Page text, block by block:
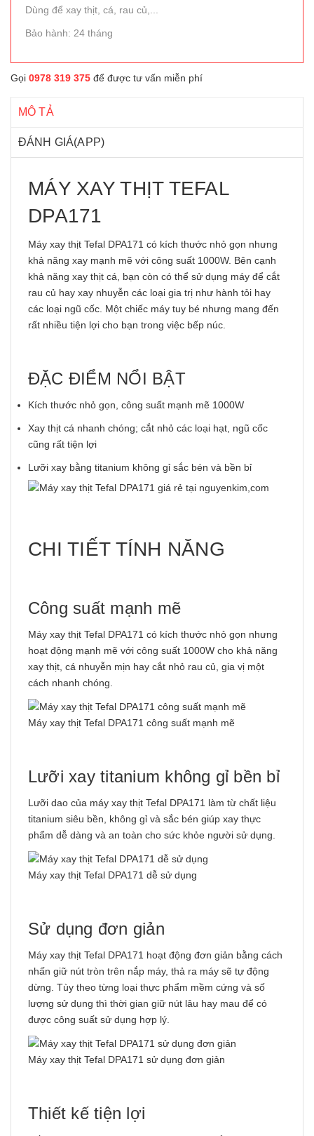
Dùng để xay thịt, cá, rau củ,...
Bảo hành: 24 tháng
Gọi 0978 319 375 để được tư vấn miễn phí
MÔ TẢ
ĐÁNH GIÁ(APP)
MÁY XAY THỊT TEFAL
DPA171
Máy xay thịt Tefal DPA171 có kích thước nhỏ gọn nhưng
khả năng xay mạnh mẽ với công suất 1000W. Bên cạnh
khả năng xay thịt cá, bạn còn có thể sử dụng máy để cắt
rau củ hay xay nhuyễn các loại gia trị như hành tỏi hay
các loại ngũ cốc. Một chiếc máy tuy bé nhưng mang đến
rất nhiều tiện lợi cho bạn trong việc bếp núc.
ĐẶC ĐIỂM NỔI BẬT
Kích thước nhỏ gọn, công suất mạnh mẽ 1000W
Xay thịt cá nhanh chóng; cắt nhỏ các loại hạt, ngũ cốc
cũng rất tiện lợi
Lưỡi xay bằng titanium không gỉ sắc bén và bền bỉ
CHI TIẾT TÍNH NĂNG
Công suất mạnh mẽ
Máy xay thịt Tefal DPA171 có kích thước nhỏ gọn nhưng
hoạt động mạnh mẽ với công suất 1000W cho khả năng
xay thịt, cá nhuyễn mịn hay cắt nhỏ rau củ, gia vị một
cách nhanh chóng.
Máy xay thịt Tefal DPA171 công suất mạnh mẽ
Lưỡi xay titanium không gỉ bền bỉ
Lưỡi dao của máy xay thịt Tefal DPA171 làm từ chất liệu
titanium siêu bền, không gỉ và sắc bén giúp xay thực
phẩm dễ dàng và an toàn cho sức khỏe người sử dụng.
Máy xay thịt Tefal DPA171 dễ sử dụng
Sử dụng đơn giản
Máy xay thịt Tefal DPA171 hoạt động đơn giản bằng cách
nhấn giữ nút tròn trên nắp máy, thả ra máy sẽ tự động
dừng. Tùy theo từng loại thực phẩm mềm cứng và số
lượng sử dụng thì thời gian giữ nút lâu hay mau để có
được công suất sử dụng hợp lý.
Máy xay thịt Tefal DPA171 sử dụng đơn giản
Thiết kế tiện lợi